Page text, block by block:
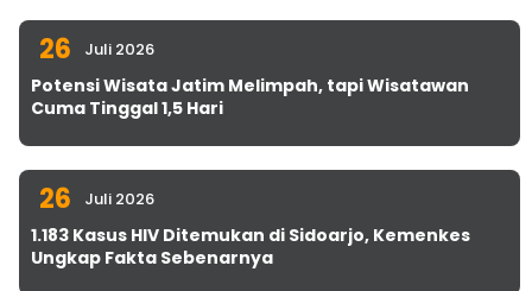
26 Juli 2026
Potensi Wisata Jatim Melimpah, tapi Wisatawan
Cuma Tinggal 1,5 Hari
26 Juli 2026
1.183 Kasus HIV Ditemukan di Sidoarjo, Kemenkes
Ungkap Fakta Sebenarnya